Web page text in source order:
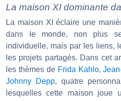
La maison XI dominante
La maison XI éclaire une
dans le monde, non plus
individuelle, mais par les liens,
les projets partagés. Dans cet
les thèmes de Frida Kahlo,
Johnny Depp, quatre
lesquelles cette maison joue